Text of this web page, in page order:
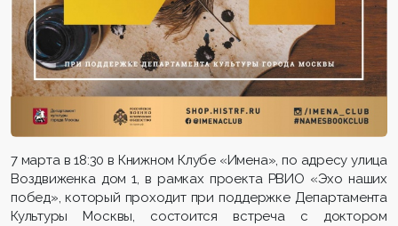
7 марта в 18:30 в Книжном Клубе «Имена», по адресу улица
Воздвиженка дом 1, в рамках проекта РВИО «Эхо наших
побед», который проходит при поддержке Департамента
Культуры Москвы, состоится встреча с доктором